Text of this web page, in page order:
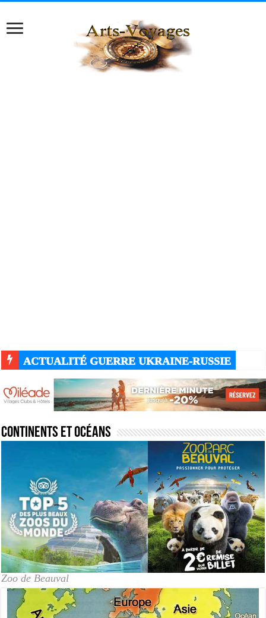
ACTUALITÉ GUERRE UKRAINE-RUSSIE
Continents et océans
Zoo de Beauval